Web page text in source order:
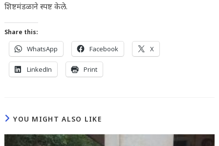
शिष्टमंडळाने स्पष्ट केले.
Share this:
WhatsApp Facebook X
LinkedIn Print
YOU MIGHT ALSO LIKE